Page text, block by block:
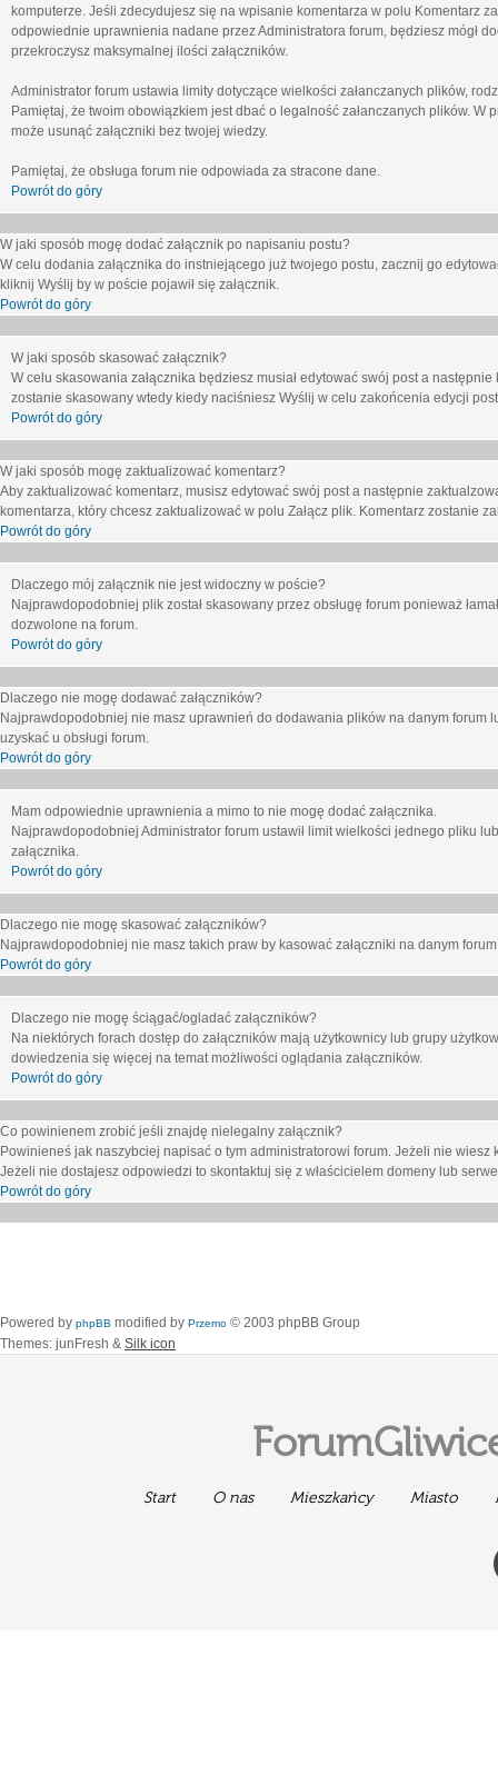
komputerze. Jeśli zdecydujesz się na wpisanie komentarza w polu Komentarz
odpowiednie uprawnienia nadane przez Administratora forum, będziesz mógł
przekroczysz maksymalnej ilości załączników.
Administrator forum ustawia limity dotyczące wielkości załanczanych plików,
Pamiętaj, że twoim obowiązkiem jest dbać o legalność załanczanych plików.
może usunąć załączniki bez twojej wiedzy.
Pamiętaj, że obsługa forum nie odpowiada za stracone dane.
Powrót do góry
W jaki sposób mogę dodać załącznik po napisaniu postu?
W celu dodania załącznika do instniejącego już twojego postu, zacznij go
kliknij Wyślij by w poście pojawił się załącznik.
Powrót do góry
W jaki sposób skasować załącznik?
W celu skasowania załącznika będziesz musiał edytować swój post a
zostanie skasowany wtedy kiedy naciśniesz Wyślij w celu zakońcenia edycji
Powrót do góry
W jaki sposób mogę zaktualizować komentarz?
Aby zaktualizować komentarz, musisz edytować swój post a następnie
komentarza, który chcesz zaktualizować w polu Załącz plik. Komentarz zostanie
Powrót do góry
Dlaczego mój załącznik nie jest widoczny w poście?
Najprawdopodobniej plik został skasowany przez obsługę forum ponieważ
dozwolone na forum.
Powrót do góry
Dlaczego nie mogę dodawać załączników?
Najprawdopodobniej nie masz uprawnień do dodawania plików na danym forum
uzyskać u obsługi forum.
Powrót do góry
Mam odpowiednie uprawnienia a mimo to nie mogę dodać załącznika.
Najprawdopodobniej Administrator forum ustawił limit wielkości jednego pliku
załącznika.
Powrót do góry
Dlaczego nie mogę skasować załączników?
Najprawdopodobniej nie masz takich praw by kasować załączniki na danym
Powrót do góry
Dlaczego nie mogę ściągać/ogladać załączników?
Na niektórych forach dostęp do załączników mają użytkownicy lub grupy
dowiedzenia się więcej na temat możliwości oglądania załączników.
Powrót do góry
Co powinienem zrobić jeśli znajdę nielegalny załącznik?
Powinieneś jak naszybciej napisać o tym administratorowi forum. Jeżeli nie
Jeżeli nie dostajesz odpowiedzi to skontaktuj się z właścicielem domeny lub
Powrót do góry
Powered by phpBB modified by Przemo © 2003 phpBB Group
Themes: junFresh & Silk icon
Start O nas Mieszkańcy Miasto